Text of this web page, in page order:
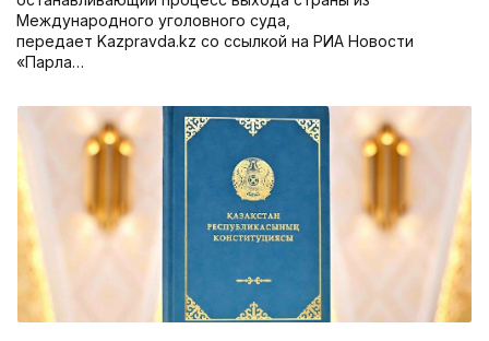
Международного уголовного суда,
передает Kazpravda.kz со ссылкой на РИА Новости
«Парла…